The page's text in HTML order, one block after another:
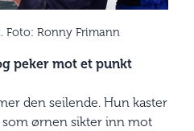
Foto: Ronny Frimann
peker mot et punkt
den seilende. Hun kaster
ørnen sikter inn mot